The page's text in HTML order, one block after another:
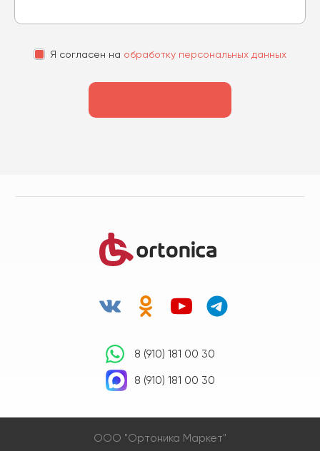
Я согласен на обработку персональных данных
8 (910) 181 00 30
8 (910) 181 00 30
OOO "Ортоника Маркет"